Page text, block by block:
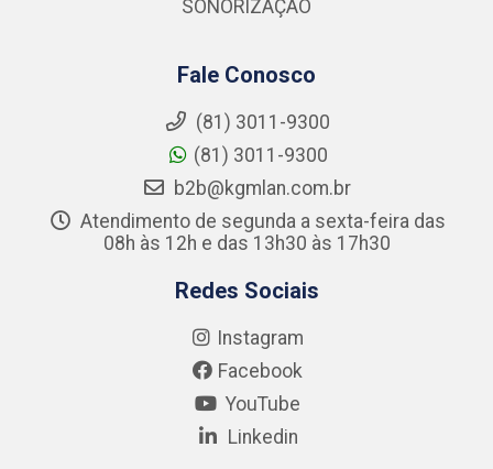
SONORIZAÇÃO
Fale Conosco
(81) 3011-9300
(81) 3011-9300
b2b@kgmlan.com.br
Atendimento de segunda a sexta-feira das
08h às 12h e das 13h30 às 17h30
Redes Sociais
Instagram
Facebook
YouTube
Linkedin